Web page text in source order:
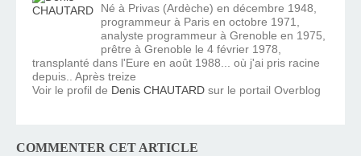
Né à Privas (Ardèche) en décembre 1948,
programmeur à Paris en octobre 1971,
analyste programmeur à Grenoble en 1975,
prêtre à Grenoble le 4 février 1978,
transplanté dans l'Eure en août 1988... où j'ai pris racine
depuis.. Après treize
Voir le profil de Denis CHAUTARD sur le portail Overblog
COMMENTER CET ARTICLE